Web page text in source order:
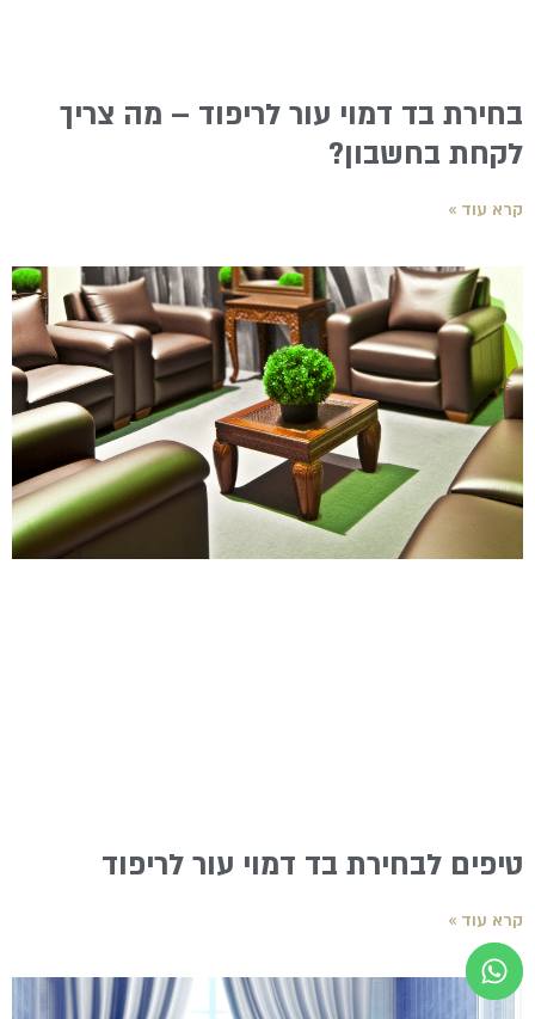
בחירת בד דמוי עור לריפוד – מה צריך
לקחת בחשבון?
קרא עוד »
טיפים לבחירת בד דמוי עור לריפוד
קרא עוד »